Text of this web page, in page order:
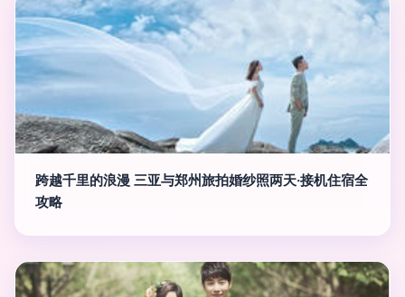
跨越千里的浪漫 三亚与郑州旅拍婚纱照两天·接机住宿全
攻略